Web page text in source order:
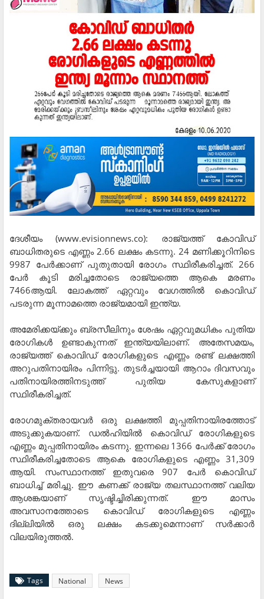
ദേശീയം (www.evisionnews.co): രാജ്യത്ത് കോവിഡ്
ബാധിതരുടെ എണ്ണം 2.66 ലക്ഷം കടന്നു. 24 മണിക്കൂറിനിടെ
9987 പേര്‍ക്കാണ് പുതുതായി രോഗം സ്ഥിരീകരിച്ചത്. 266
പേര്‍ കൂടി മരിച്ചതോടെ രാജ്യത്തെ ആകെ മരണം
7466ആയി. ലോകത്ത് ഏറ്റവും വേഗത്തില്‍ കൊവിഡ്
പടരുന്ന മൂന്നാമത്തെ രാജ്യമായി ഇന്ത്യ.
അമേരിക്കയ്ക്കും ബ്രസീലിനും ശേഷം ഏറ്റവുമധികം പുതിയ
രോഗികള്‍ ഉണ്ടാകുന്നത് ഇന്ത്യയിലാണ്. അതേസമയം,
രാജ്യത്ത് കൊവിഡ് രോഗികളുടെ എണ്ണം രണ്ട് ലക്ഷത്തി
അറുപതിനായിരം പിന്നിട്ടു. തുടര്‍ച്ചയായി ആറാം ദിവസവും
പതിനായിരത്തിനടുത്ത് പുതിയ കേസുകളാണ്
സ്ഥിരീകരിച്ചത്.
രോഗമുക്തരായവര്‍ ഒരു ലക്ഷത്തി മുപ്പതിനായിരത്തോട്
അടുക്കുകയാണ്. ഡല്‍ഹിയില്‍ കൊവിഡ് രോഗികളുടെ
എണ്ണം മുപ്പതിനായിരം കടന്നു. ഇന്നലെ 1366 പേര്‍ക്ക് രോഗം
സ്ഥിരീകരിച്ചതോടെ ആകെ രോഗികളുടെ എണ്ണം 31,309
ആയി. സംസ്ഥാനത്ത് ഇതുവരെ 907 പേര്‍ കൊവിഡ്
ബാധിച്ച് മരിച്ചു. ഈ കണക്ക് രാജ്യ തലസ്ഥാനത്ത് വലിയ
ആശങ്കയാണ് സൃഷ്ടിച്ചിരിക്കുന്നത്. ഈ മാസം
അവസാനത്തോടെ കൊവിഡ് രോഗികളുടെ എണ്ണം
ദില്ലിയില്‍ ഒരു ലക്ഷം കടക്കുമെന്നാണ് സര്‍ക്കാര്‍
വിലയിരുത്തല്‍.
Tags National News